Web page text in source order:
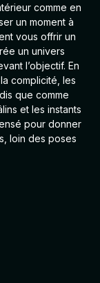
comme en
un moment à
vous offrir un
un univers
l’objectif. En
complicité, les
que comme
et les instants
pour donner
loin des poses